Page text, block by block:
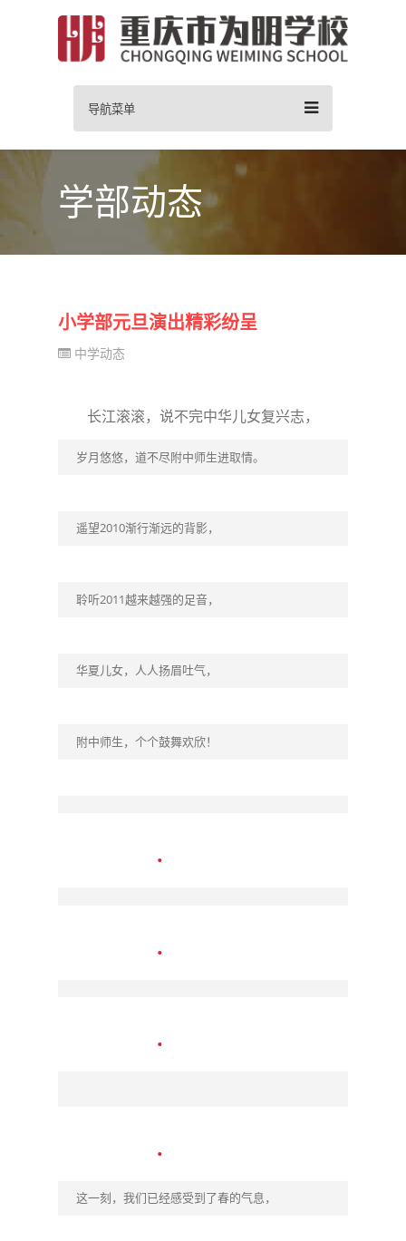
导航菜单
学部动态
小学部元旦演出精彩纷呈
中学动态
长江滚滚，说不完中华儿女复兴志，
岁月悠悠，道不尽附中师生进取情。
遥望2010渐行渐远的背影，
聆听2011越来越强的足音，
华夏儿女，人人扬眉吐气，
附中师生，个个鼓舞欢欣！
这一刻，我们已经感受到了春的气息，